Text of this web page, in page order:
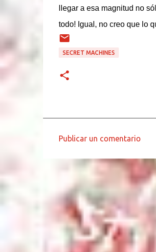
llegar a esa magnitud no
todo! Igual, no creo que lo
SECRET MACHINES
e
r
Publicar un comentario